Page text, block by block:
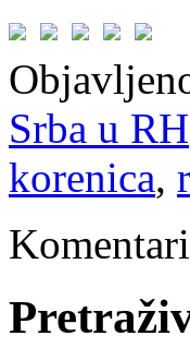
Srba u RH
korenica,